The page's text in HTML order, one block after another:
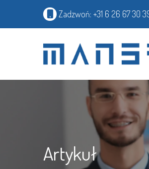
Zadzwoń: +31 6 26 67 30
Artykuł